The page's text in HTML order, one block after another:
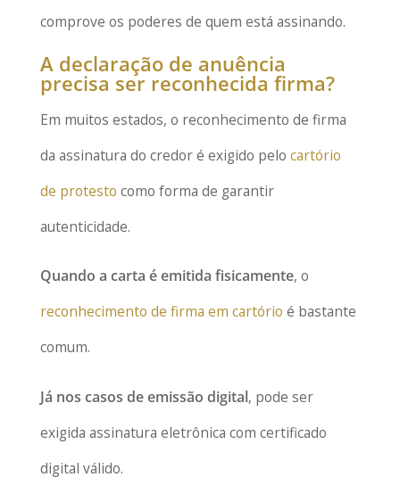
comprove os poderes de quem está assinando.
A declaração de anuência
precisa ser reconhecida firma?
Em muitos estados, o reconhecimento de firma
da assinatura do credor é exigido pelo cartório
de protesto como forma de garantir
autenticidade.
Quando a carta é emitida fisicamente, o
reconhecimento de firma em cartório é bastante
comum.
Já nos casos de emissão digital, pode ser
exigida assinatura eletrônica com certificado
digital válido.